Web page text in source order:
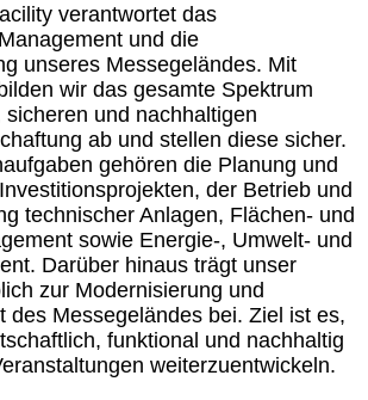
verantwortet das
und die
unseres Messegeländes. Mit
wir das gesamte Spektrum
und nachhaltigen
ab und stellen diese sicher.
gehören die Planung und
der Betrieb und
technischer Anlagen, Flächen- und
sowie Energie‑, Umwelt‑ und
Darüber hinaus trägt unser
zur Modernisierung und
des Messegeländes bei. Ziel ist es,
funktional und nachhaltig
weiterzuentwickeln.